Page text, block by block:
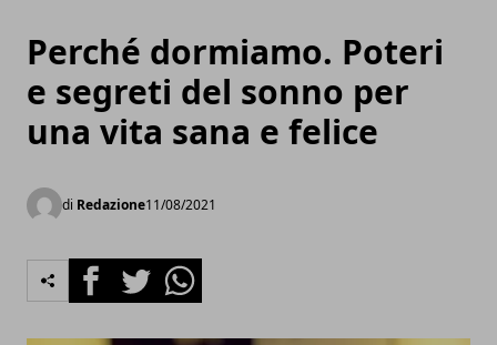
Perché dormiamo. Poteri
e segreti del sonno per
una vita sana e felice
di Redazione11/08/2021
FacebookTwitterWhatsapp